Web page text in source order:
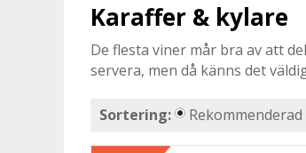
Karaffer & kylare
De flesta viner mår bra av att
servera, men då känns det
Sortering: Rekommenderad